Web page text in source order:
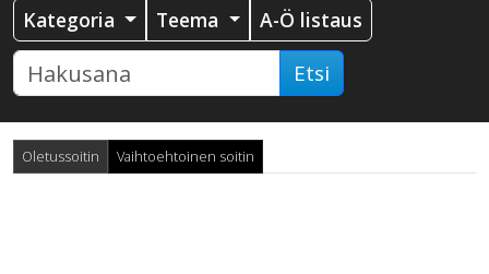
Kategoria Teema A-Ö listaus
Etsi
Oletussoitin Vaihtoehtoinen soitin